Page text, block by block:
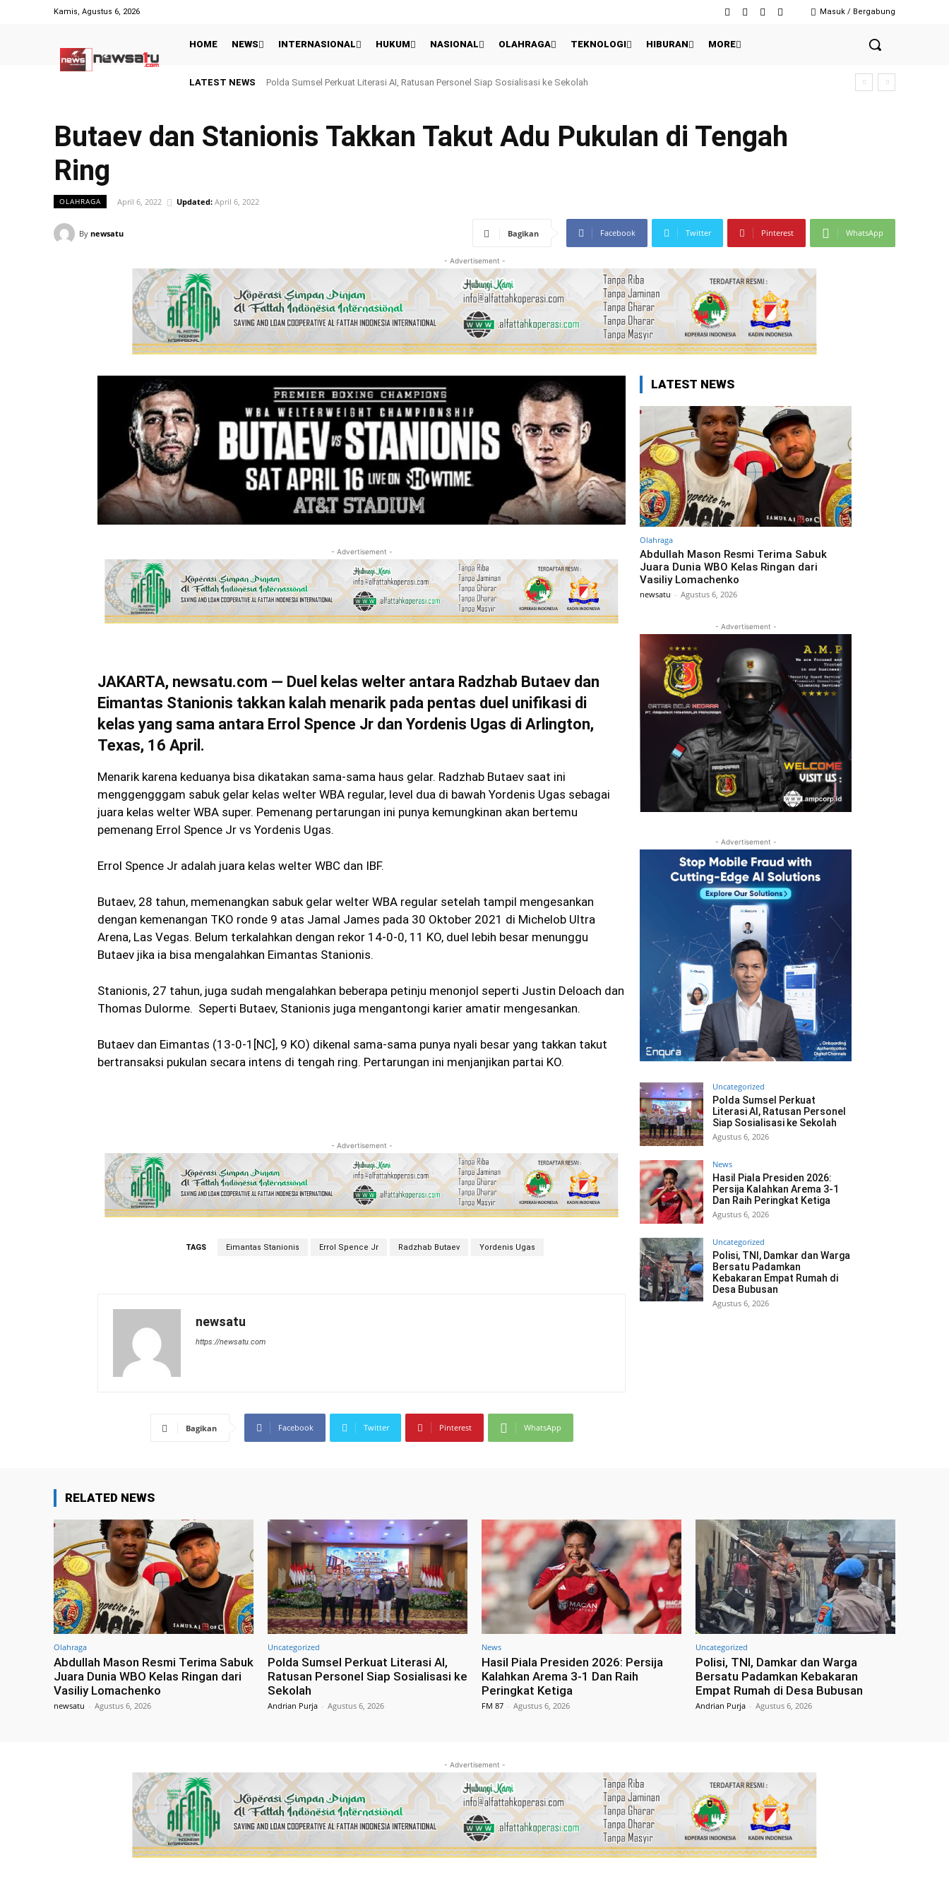
Kamis, Agustus 6, 2026 Masuk / Bergabung
HOME NEWS INTERNASIONAL HUKUM NASIONAL OLAHRAGA TEKNOLOGI HIBURAN MORE
LATEST NEWSPolda Sumsel Perkuat Literasi AI, Ratusan Personel Siap Sosialisasi ke Sekolah
Hasil Piala Presiden 2026: Persija Kalahkan Arema 3-1 Dan Raih Peringkat Ketiga
Butaev dan Stanionis Takkan Takut Adu Pukulan di Tengah
Ring
OLAHRAGA April 6, 2022 Updated: April 6, 2022
By newsatu Bagikan Facebook Twitter Pinterest WhatsApp
- Advertisement -
- Advertisement -
JAKARTA, newsatu.com — Duel kelas welter antara Radzhab Butaev dan
Eimantas Stanionis takkan kalah menarik pada pentas duel unifikasi di
kelas yang sama antara Errol Spence Jr dan Yordenis Ugas di Arlington,
Texas, 16 April.
Menarik karena keduanya bisa dikatakan sama-sama haus gelar. Radzhab Butaev saat ini
menggengggam sabuk gelar kelas welter WBA regular, level dua di bawah Yordenis Ugas sebagai
juara kelas welter WBA super. Pemenang pertarungan ini punya kemungkinan akan bertemu
pemenang Errol Spence Jr vs Yordenis Ugas.
Errol Spence Jr adalah juara kelas welter WBC dan IBF.
Butaev, 28 tahun, memenangkan sabuk gelar welter WBA regular setelah tampil mengesankan
dengan kemenangan TKO ronde 9 atas Jamal James pada 30 Oktober 2021 di Michelob Ultra
Arena, Las Vegas. Belum terkalahkan dengan rekor 14-0-0, 11 KO, duel lebih besar menunggu
Butaev jika ia bisa mengalahkan Eimantas Stanionis.
Stanionis, 27 tahun, juga sudah mengalahkan beberapa petinju menonjol seperti Justin Deloach dan
Thomas Dulorme. Seperti Butaev, Stanionis juga mengantongi karier amatir mengesankan.
Butaev dan Eimantas (13-0-1[NC], 9 KO) dikenal sama-sama punya nyali besar yang takkan takut
bertransaksi pukulan secara intens di tengah ring. Pertarungan ini menjanjikan partai KO.
- Advertisement -
TAGS Eimantas Stanionis Errol Spence Jr Radzhab Butaev Yordenis Ugas
newsatu
https://newsatu.com
Bagikan Facebook Twitter Pinterest WhatsApp
LATEST NEWS
Olahraga
Abdullah Mason Resmi Terima Sabuk
Juara Dunia WBO Kelas Ringan dari
Vasiliy Lomachenko
newsatu - Agustus 6, 2026
- Advertisement -
- Advertisement -
Uncategorized
Polda Sumsel Perkuat
Literasi AI, Ratusan Personel
Siap Sosialisasi ke Sekolah
Agustus 6, 2026
News
Hasil Piala Presiden 2026:
Persija Kalahkan Arema 3-1
Dan Raih Peringkat Ketiga
Agustus 6, 2026
Uncategorized
Polisi, TNI, Damkar dan Warga
Bersatu Padamkan
Kebakaran Empat Rumah di
Desa Bubusan
Agustus 6, 2026
RELATED NEWS
Olahraga
Abdullah Mason Resmi Terima Sabuk
Juara Dunia WBO Kelas Ringan dari
Vasiliy Lomachenko
newsatu - Agustus 6, 2026
Uncategorized
Polda Sumsel Perkuat Literasi AI,
Ratusan Personel Siap Sosialisasi ke
Sekolah
Andrian Purja - Agustus 6, 2026
News
Hasil Piala Presiden 2026: Persija
Kalahkan Arema 3-1 Dan Raih
Peringkat Ketiga
FM 87 - Agustus 6, 2026
Uncategorized
Polisi, TNI, Damkar dan Warga
Bersatu Padamkan Kebakaran
Empat Rumah di Desa Bubusan
Andrian Purja - Agustus 6, 2026
- Advertisement -